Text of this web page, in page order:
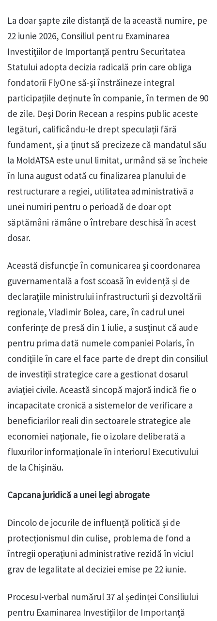
La doar șapte zile distanță de la această numire, pe
22 iunie 2026, Consiliul pentru Examinarea
Investițiilor de Importanță pentru Securitatea
Statului adopta decizia radicală prin care obliga
fondatorii FlyOne să-și înstrăineze integral
participațiile deținute în companie, în termen de 90
de zile. Deși Dorin Recean a respins public aceste
legături, calificându-le drept speculații fără
fundament, și a ținut să precizeze că mandatul său
la MoldATSA este unul limitat, urmând să se încheie
în luna august odată cu finalizarea planului de
restructurare a regiei, utilitatea administrativă a
unei numiri pentru o perioadă de doar opt
săptămâni rămâne o întrebare deschisă în acest
dosar.
Această disfuncție în comunicarea și coordonarea
guvernamentală a fost scoasă în evidență și de
declarațiile ministrului infrastructurii și dezvoltării
regionale, Vladimir Bolea, care, în cadrul unei
conferințe de presă din 1 iulie, a susținut că aude
pentru prima dată numele companiei Polaris, în
condițiile în care el face parte de drept din consiliul
de investiții strategice care a gestionat dosarul
aviației civile. Această sincopă majoră indică fie o
incapacitate cronică a sistemelor de verificare a
beneficiarilor reali din sectoarele strategice ale
economiei naționale, fie o izolare deliberată a
fluxurilor informaționale în interiorul Executivului
de la Chișinău.
Capcana juridică a unei legi abrogate
Dincolo de jocurile de influență politică și de
protecționismul din culise, problema de fond a
întregii operațiuni administrative rezidă în viciul
grav de legalitate al deciziei emise pe 22 iunie.
Procesul-verbal numărul 37 al ședinței Consiliului
pentru Examinarea Investițiilor de Importanță